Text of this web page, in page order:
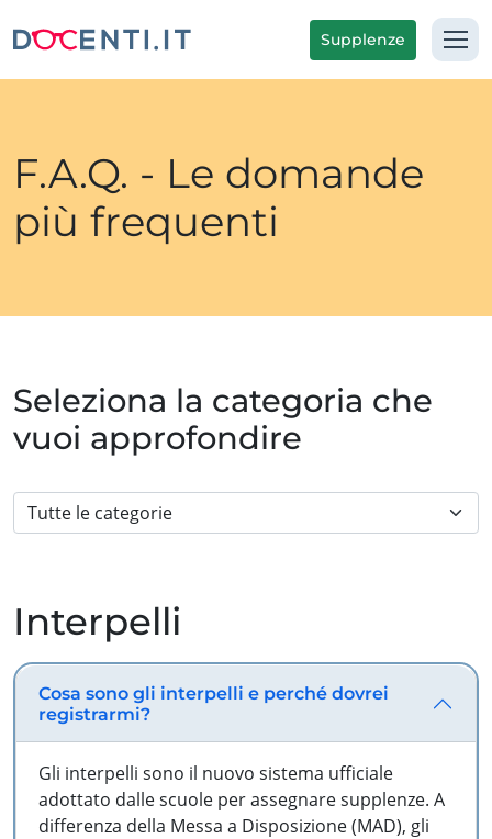
Supplenze
F.A.Q. - Le domande
più frequenti
Seleziona la categoria che
vuoi approfondire
Interpelli
Cosa sono gli interpelli e perché dovrei
registrarmi?
Gli interpelli sono il nuovo sistema ufficiale
adottato dalle scuole per assegnare supplenze. A
differenza della Messa a Disposizione (MAD), gli